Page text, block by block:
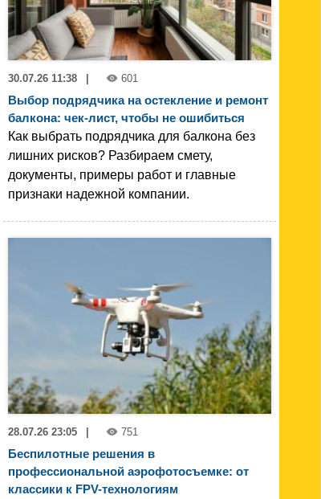
30.07.26 11:38 601
Выбор подрядчика на остекление и ремонт
балкона: чек-лист, чтобы не ошибиться
Как выбрать подрядчика для балкона без
лишних рисков? Разбираем смету,
документы, примеры работ и главные
признаки надежной компании.
28.07.26 23:05 751
Беспилотные решения в
профессиональной аэрофотосъемке: от
классики к FPV-технологиям